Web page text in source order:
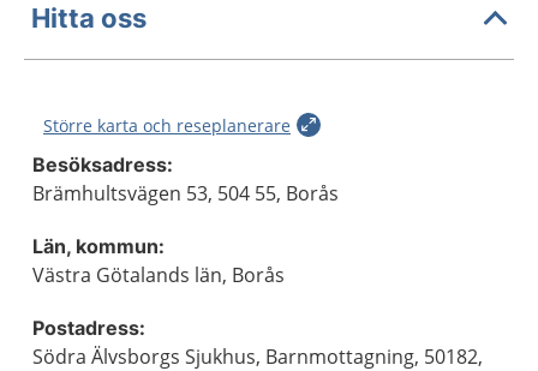
Hitta oss
Större karta och reseplanerare
Besöksadress:
Brämhultsvägen 53, 504 55, Borås
Län, kommun:
Västra Götalands län, Borås
Postadress:
Södra Älvsborgs Sjukhus, Barnmottagning, 50182,